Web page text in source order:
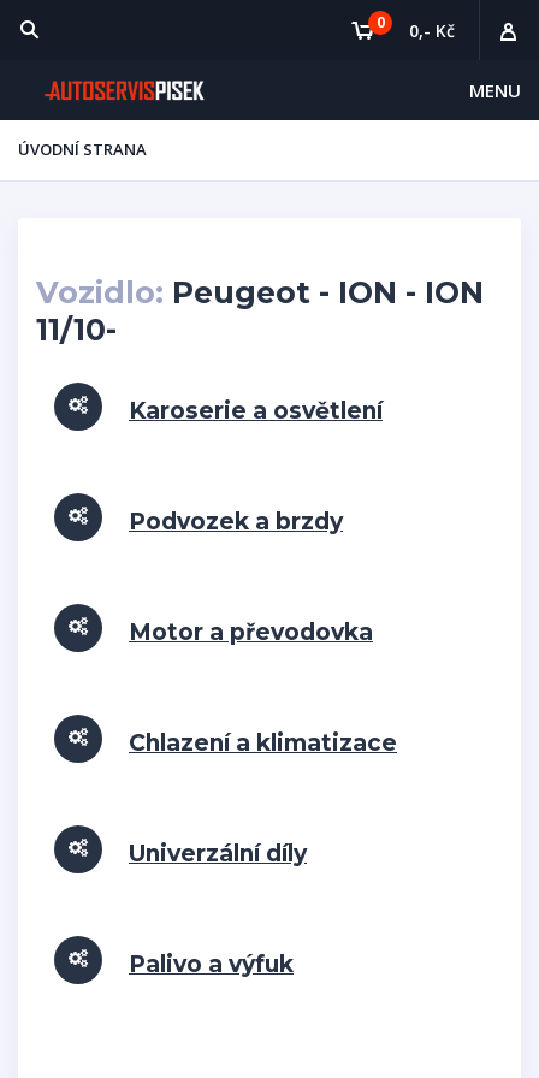
MENU
0 0,- Kč
ÚVODNÍ STRANA
Vozidlo: Peugeot - ION - ION
11/10-
Karoserie a osvětlení
Podvozek a brzdy
Motor a převodovka
Chlazení a klimatizace
Univerzální díly
Palivo a výfuk